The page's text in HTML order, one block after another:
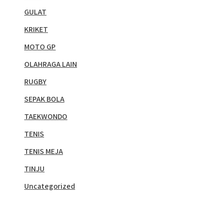
GULAT
KRIKET
MOTO GP
OLAHRAGA LAIN
RUGBY
SEPAK BOLA
TAEKWONDO
TENIS
TENIS MEJA
TINJU
Uncategorized